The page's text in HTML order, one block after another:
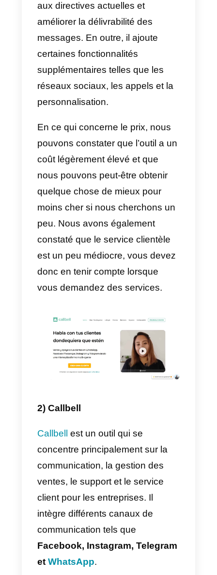
gérer les tâches de manière
En conclusion, les entreprises
besoin d’outils de vente sortante
pour améliorer l’efficacité du
Quels sont les 6 meilleurs
outils de vente outbound?
1) Mailshake
Mailshake
est une plateforme de
vente sortante pour les équipes
de vente modernes. Il envoie des
échelle et définit les tâches à
accomplir pour engager le
dialogue avec les prospects par
téléphone, par les médias
sociaux et par le courriel lui-
même, le tout en une seule
séquence et à partir d’un seul